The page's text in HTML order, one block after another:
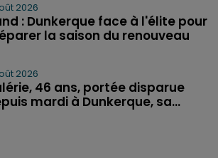
2026
: Dunkerque face à l'élite pour
la saison du renouveau
2026
46 ans, portée disparue
mardi à Dunkerque, sa...